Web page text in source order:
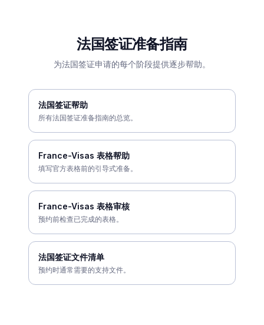
法国签证准备指南
为法国签证申请的每个阶段提供逐步帮助。
法国签证帮助
所有法国签证准备指南的总览。
France-Visas 表格帮助
填写官方表格前的引导式准备。
France-Visas 表格审核
预约前检查已完成的表格。
法国签证文件清单
预约时通常需要的支持文件。